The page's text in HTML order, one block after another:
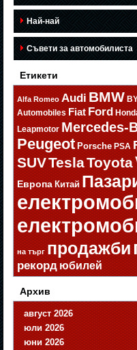
Най-най
Съвети за автомобилиста
Етикети
Alfa Romeo Audi BMW
Automobiles Fiat Ford
Leapmotor Mercedes-
Peugeot Porsche PSA
SUVTeslaToyota
Европа Китай
на търг продажби
рекорд юбилей
Архив
август 2026
юли 2026
юни 2026